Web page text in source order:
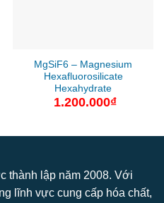
MgSiF6 – Magnesium
Hexafluorosilicate
Hexahydrate
1.200.000₫
thành lập năm 2008. Với
lĩnh vực cung cấp hóa chất,